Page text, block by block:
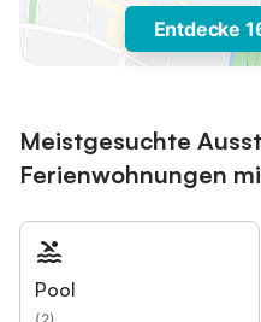
Entdecke
Meistgesuchte
Ferienwohnungen
Pool